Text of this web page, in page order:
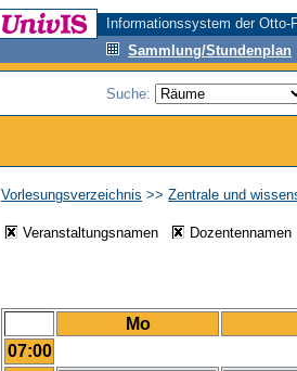
Informationssystem der
Sammlung/Stundenplan
Suche:
Vorlesungsverzeichnis >> Zentrale und
Veranstaltungsnamen
Mo
07:00